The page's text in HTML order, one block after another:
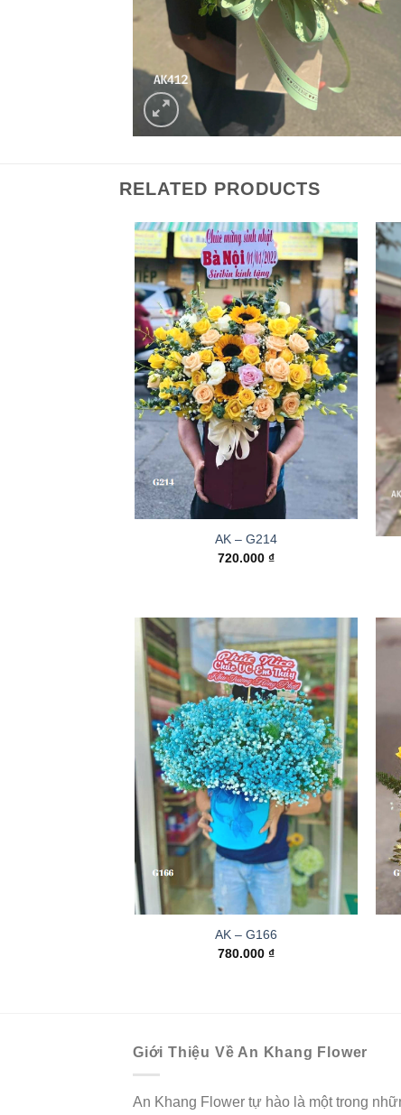
RELATED PRODUCTS
AK – G214
720.000₫
AK – G166
780.000₫
Giới Thiệu Về An Khang Flower
An Khang Flower tự hào là một trong